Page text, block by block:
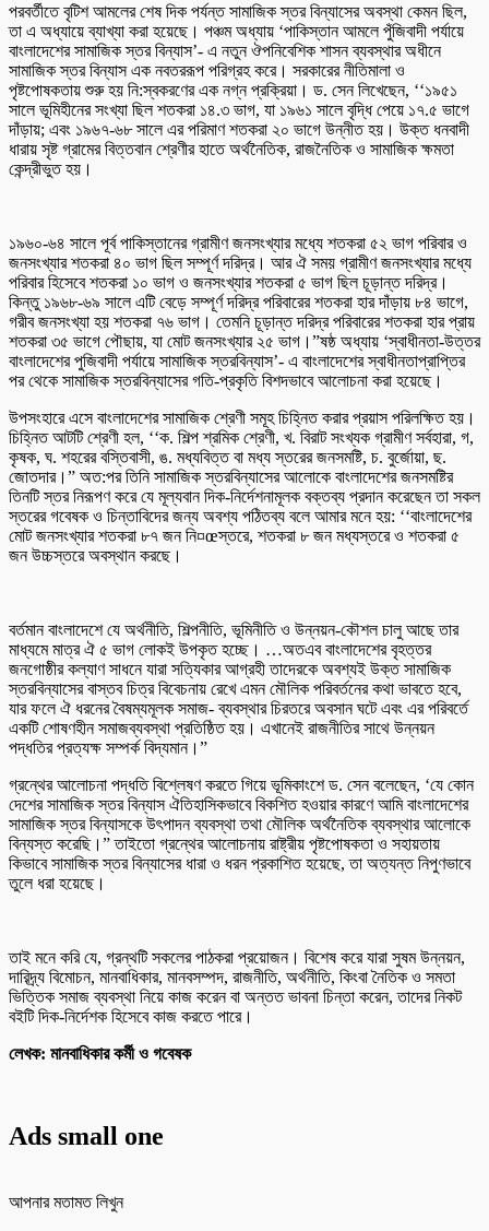
পরবর্তীতে বৃটিশ আমলের শেষ দিক পর্যন্ত সামাজিক স্তর বিন্যাসের অবস্থা কেমন ছিল,
তা এ অধ্যায়ে ব্যাখ্যা করা হয়েছে। পঞ্চম অধ্যায় ‘পাকিস্তান আমলে পুঁজিবাদী পর্যায়ে
বাংলাদেশের সামাজিক স্তর বিন্যাস’- এ নতুন ঔপনিবেশিক শাসন ব্যবস্থার অধীনে
সামাজিক স্তর বিন্যাস এক নবতররূপ পরিগ্রহ করে। সরকারের নীতিমালা ও
পৃষ্টপোষকতায় শুরু হয় নি:স্বকরণের এক নগ্ন প্রক্রিয়া। ড. সেন লিখেছেন, ‘‘১৯৫১
সালে ভূমিহীনের সংখ্যা ছিল শতকরা ১৪.৩ ভাগ, যা ১৯৬১ সালে বৃদ্ধি পেয়ে ১৭.৫ ভাগে
দাঁড়ায়; এবং ১৯৬৭-৬৮ সালে এর পরিমাণ শতকরা ২০ ভাগে উন্নীত হয়। উক্ত ধনবাদী
ধারায় সৃষ্ট গ্রামের বিত্তবান শ্রেণীর হাতে অর্থনৈতিক, রাজনৈতিক ও সামাজিক ক্ষমতা
কেন্দ্রীভুত হয়।
১৯৬০-৬৪ সালে পূর্ব পাকিস্তানের গ্রামীণ জনসংখ্যার মধ্যে শতকরা ৫২ ভাগ পরিবার ও
জনসংখ্যার শতকরা ৪০ ভাগ ছিল সম্পূর্ণ দরিদ্র। আর ঐ সময় গ্রামীণ জনসংখ্যার মধ্যে
পরিবার হিসেবে শতকরা ১০ ভাগ ও জনসংখ্যার শতকরা ৫ ভাগ ছিল চূড়ান্ত দরিদ্র।
কিন্তু ১৯৬৮-৬৯ সালে এটি বেড়ে সম্পূর্ণ দরিদ্র পরিবারের শতকরা হার দাঁড়ায় ৮৪ ভাগে,
গরীব জনসংখ্যা হয় শতকরা ৭৬ ভাগ। তেমনি চূড়ান্ত দরিদ্র পরিবারের শতকরা হার প্রায়
শতকরা ৩৫ ভাগে পৌছায়, যা মোট জনসংখ্যার ২৫ ভাগ।”ষষ্ঠ অধ্যায় ‘স্বাধীনতা-উত্তর
বাংলাদেশের পুজিবাদী পর্যায়ে সামাজিক স্তরবিন্যাস’- এ বাংলাদেশের স্বাধীনতাপ্রাপ্তির
পর থেকে সামাজিক স্তরবিন্যাসের গতি-প্রকৃতি বিশদভাবে আলোচনা করা হয়েছে।
উপসংহারে এসে বাংলাদেশের সামাজিক শ্রেণী সমূহ চিহ্নিত করার প্রয়াস পরিলক্ষিত হয়।
চিহ্নিত আটটি শ্রেণী হল, ‘‘ক. শিল্প শ্রমিক শ্রেণী, খ. বিরাট সংখ্যক গ্রামীণ সর্বহারা, গ,
কৃষক, ঘ. শহরের বস্তিবাসী, ঙ. মধ্যবিত্ত বা মধ্য স্তরের জনসমষ্টি, চ. বুর্জোয়া, ছ.
জোতদার।” অত:পর তিনি সামাজিক স্তরবিন্যাসের আলোকে বাংলাদেশের জনসমষ্টির
তিনটি স্তর নিরূপণ করে যে মূল্যবান দিক-নির্দেশনামূলক বক্তব্য প্রদান করেছেন তা সকল
স্তরের গবেষক ও চিন্তাবিদের জন্য অবশ্য পঠিতব্য বলে আমার মনে হয়: ‘‘বাংলাদেশের
মোট জনসংখ্যার শতকরা ৮৭ জন নি¤œস্তরে, শতকরা ৮ জন মধ্যস্তরে ও শতকরা ৫
জন উচ্চস্তরে অবস্থান করছে।
বর্তমান বাংলাদেশে যে অর্থনীতি, শিল্পনীতি, ভূমিনীতি ও উন্নয়ন-কৌশল চালু আছে তার
মাধ্যমে মাত্র ঐ ৫ ভাগ লোকই উপকৃত হচ্ছে। …অতএব বাংলাদেশের বৃহত্তর
জনগোষ্ঠীর কল্যাণ সাধনে যারা সত্যিকার আগ্রহী তাদেরকে অবশ্যই উক্ত সামাজিক
স্তরবিন্যাসের বাস্তব চিত্র বিবেচনায় রেখে এমন মৌলিক পরিবর্তনের কথা ভাবতে হবে,
যার ফলে ঐ ধরনের বৈষম্যমূলক সমাজ- ব্যবস্থার চিরতরে অবসান ঘটে এবং এর পরিবর্তে
একটি শোষণহীন সমাজব্যবস্থা প্রতিষ্ঠিত হয়। এখানেই রাজনীতির সাথে উন্নয়ন
পদ্ধতির প্রত্যক্ষ সম্পর্ক বিদ্যমান।”
গ্রন্থের আলোচনা পদ্ধতি বিশ্লেষণ করতে গিয়ে ভূমিকাংশে ড. সেন বলেছেন, ‘যে কোন
দেশের সামাজিক স্তর বিন্যাস ঐতিহাসিকভাবে বিকশিত হওয়ার কারণে আমি বাংলাদেশের
সামাজিক স্তর বিন্যাসকে উৎপাদন ব্যবস্থা তথা মৌলিক অর্থনৈতিক ব্যবস্থার আলোকে
বিন্যস্ত করেছি।” তাইতো গ্রন্থের আলোচনায় রাষ্ট্রীয় পৃষ্টপোষকতা ও সহায়তায়
কিভাবে সামাজিক স্তর বিন্যাসের ধারা ও ধরন প্রকাশিত হয়েছে, তা অত্যন্ত নিপুণভাবে
তুলে ধরা হয়েছে।
তাই মনে করি যে, গ্রন্থটি সকলের পাঠকরা প্রয়োজন। বিশেষ করে যারা সুষম উন্নয়ন,
দারিদ্র্য বিমোচন, মানবাধিকার, মানবসম্পদ, রাজনীতি, অর্থনীতি, কিংবা নৈতিক ও সমতা
ভিত্তিক সমাজ ব্যবস্থা নিয়ে কাজ করেন বা অন্তত ভাবনা চিন্তা করেন, তাদের নিকট
বইটি দিক-নির্দেশক হিসেবে কাজ করতে পারে।
লেখক: মানবাধিকার কর্মী ও গবেষক
Ads small one
আপনার মতামত লিখুন